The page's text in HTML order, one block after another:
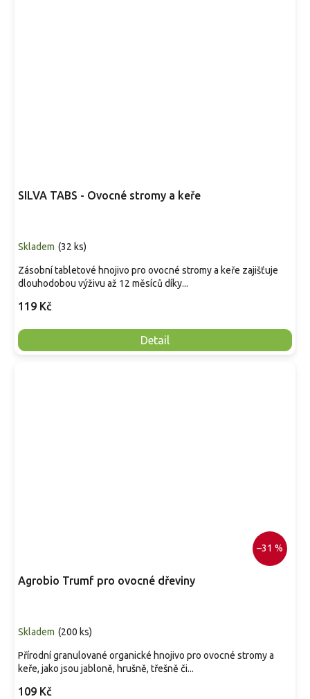
SILVA TABS - Ovocné stromy a keře
Skladem (32 ks)
119 Kč
Detail
Zásobní tabletové hnojivo pro ovocné stromy a keře zajišťuje
dlouhodobou výživu až 12 měsíců díky...
–31 %
Agrobio Trumf pro ovocné dřeviny
Skladem (200 ks)
109 Kč
Přírodní granulované organické hnojivo pro ovocné stromy a
keře, jako jsou jabloně, hrušně, třešně či...